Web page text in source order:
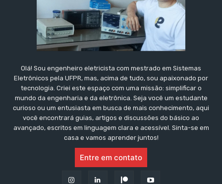
Olá! Sou engenheiro eletricista com mestrado em Sistemas
Eletrônicos pela UFPR, mas, acima de tudo, sou apaixonado por
tecnologia. Criei este espaço com uma missão: simplificar o
mundo da engenharia e da eletrônica. Seja você um estudante
curioso ou um entusiasta em busca de mais conhecimento, aqui
você encontrará guias, artigos e discussões do básico ao
avançado, escritos em linguagem clara e acessível. Sinta-se em
casa e vamos aprender juntos!
Entre em contato